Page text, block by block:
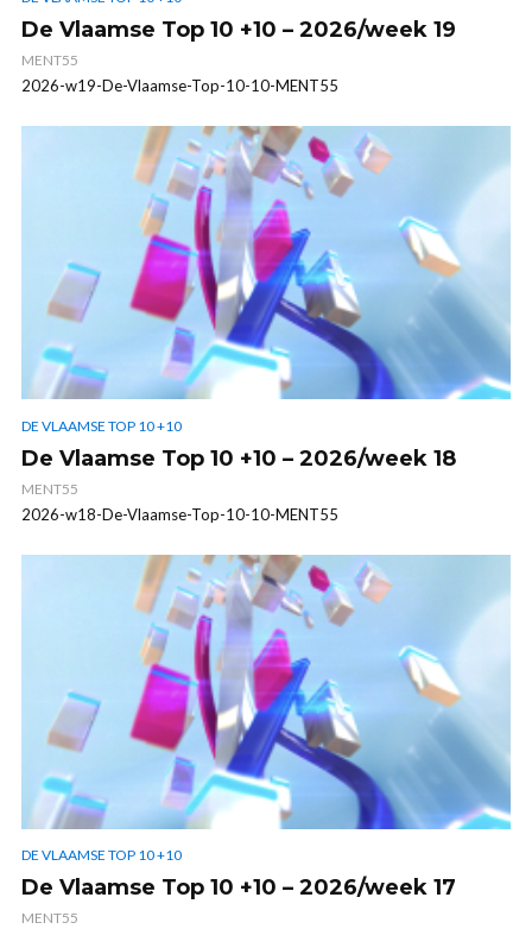
De Vlaamse Top 10 +10 – 2026/week 19
MENT55
2026-w19-De-Vlaamse-Top-10-10-MENT55
DE VLAAMSE TOP 10 +10
De Vlaamse Top 10 +10 – 2026/week 18
MENT55
2026-w18-De-Vlaamse-Top-10-10-MENT55
DE VLAAMSE TOP 10 +10
De Vlaamse Top 10 +10 – 2026/week 17
MENT55